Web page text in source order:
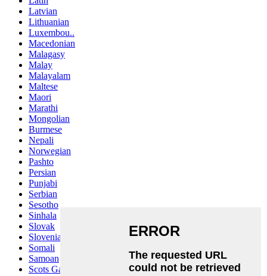
Latvian
Lithuanian
Luxembou..
Macedonian
Malagasy
Malay
Malayalam
Maltese
Maori
Marathi
Mongolian
Burmese
Nepali
Norwegian
Pashto
Persian
Punjabi
Serbian
Sesotho
Sinhala
Slovak
Slovenian
Somali
Samoan
Scots Gaelic